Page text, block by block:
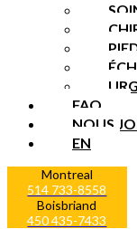
FAQ
NOUS
EN
Montreal
514 733-8558
Boisbriand
450 435-7433